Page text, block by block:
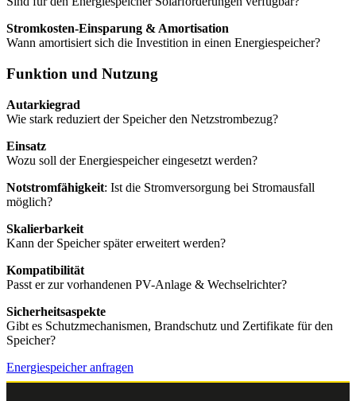
Stromkosten-Einsparung & Amortisation
Wann amortisiert sich die Investition in einen Energiespeicher?
Funktion und Nutzung
Autarkiegrad
Wie stark reduziert der Speicher den Netzstrombezug?
Einsatz
Wozu soll der Energiespeicher eingesetzt werden?
Notstromfähigkeit: Ist die Stromversorgung bei Stromausfall
möglich?
Skalierbarkeit
Kann der Speicher später erweitert werden?
Kompatibilität
Passt er zur vorhandenen PV-Anlage & Wechselrichter?
Sicherheitsaspekte
Gibt es Schutzmechanismen, Brandschutz und Zertifikate für den
Speicher?
Energiespeicher anfragen